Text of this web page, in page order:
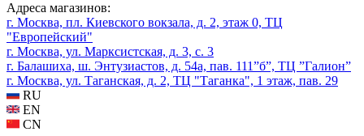
Адреса магазинов:
г. Москва, пл. Киевского вокзала, д. 2, этаж 0, ТЦ
"Европейский"
г. Москва, ул. Марксистская, д. 3, с. 3
г. Балашиха, ш. Энтузиастов, д. 54а, пав. 111”б”, ТЦ ”Галион”
г. Москва, ул. Таганская, д. 2, ТЦ "Таганка", 1 этаж, пав. 29
RU
EN
CN